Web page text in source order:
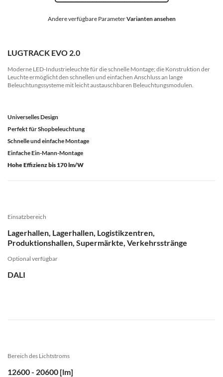
Andere verfügbare ParameterVarianten ansehen
LUGTRACK EVO 2.0
Moderne LED-Industrieleuchte für die schnelle Montage; die Konstruktion der
Leuchte ermöglicht den schnellen und einfachen Anschluss an lange
Beleuchtungssysteme mit leicht austauschbaren Beleuchtungsmodulen.
Universelles Design
Perfekt für Shopbeleuchtung
Schnelle und einfache Montage
Einfache Ein-Mann-Montage
Hohe Effizienz bis 170 lm/W
Einsatzbereich
Lagerhallen, Lagerhallen, Logistikzentren,
Produktionshallen, Supermärkte, Verkehrsstränge
Optional verfügbar
DALI
Bereich des Lichtstroms
12600 - 20600 [lm]